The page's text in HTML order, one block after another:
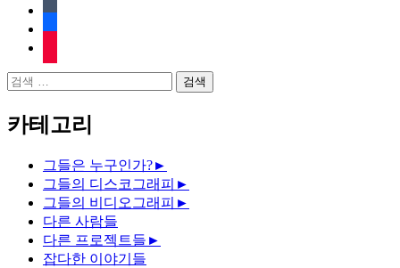
김
검
카테고리
그들은 누구인가?►
그들의 디스코그래피 ►
그들의 비디오그래피 ►
다른 사람들
다른 프로젝트들 ►
잡다한 이야기들